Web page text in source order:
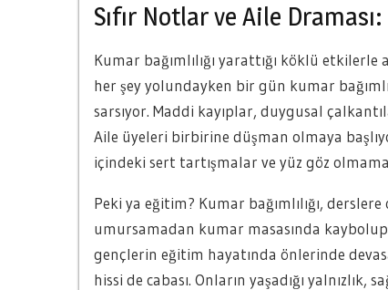
Sıfır Notlar ve Aile
Kumar bağımlılığı yarattığı köklü
her şey yolundayken bir gün kumar
sarsıyor. Maddi kayıplar, duygusal
Aile üyeleri birbirine düşman olmaya
içindeki sert tartışmalar ve yüz göz
Peki ya eğitim? Kumar bağımlılığı,
umursamadan kumar masasında
gençlerin eğitim hayatında önlerinde
hissi de cabası. Onların yaşadığı